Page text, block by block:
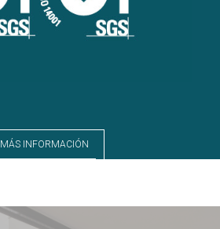
MÁS INFORMACIÓN